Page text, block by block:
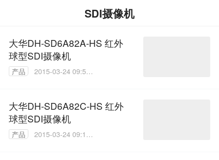
SDI摄像机
大华DH-SD6A82A-HS 红外
球型SDI摄像机
产品
2015-03-24 09:56:
大华DH-SD6A82C-HS 红外
球型SDI摄像机
产品
2015-03-24 09:17: